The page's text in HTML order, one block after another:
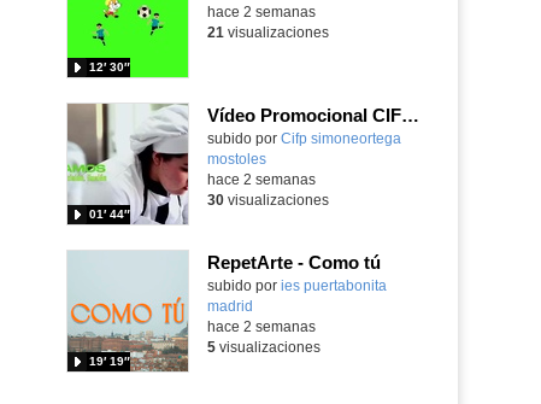
12′ 30″
hace 2 semanas
21 visualizaciones
Vídeo Promocional CIFP Simone Ortega
Contenido educativo.
subido por Cifp simoneortega
mostoles
01′ 44″
-
hace 2 semanas
30visualizaciones
RepetArte - Como tú
subido por ies puertabonita
madrid
19′ 19″
hace 2 semanas
5visualizaciones